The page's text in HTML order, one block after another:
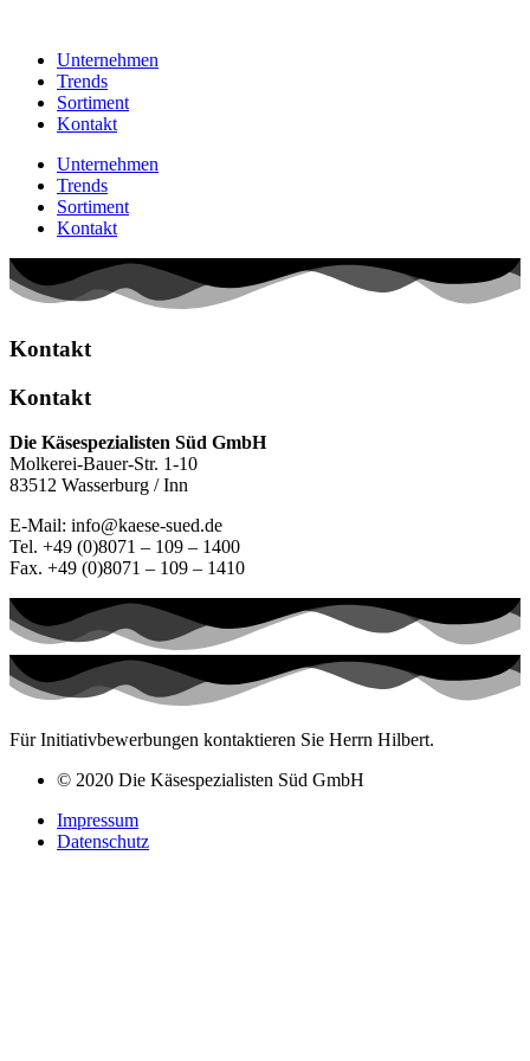
Unternehmen
Trends
Sortiment
Kontakt
Unternehmen
Trends
Sortiment
Kontakt
Kontakt
Kontakt
Die Käsespezialisten Süd GmbH
Molkerei-Bauer-Str. 1-10
83512 Wasserburg / Inn
E-Mail: info@kaese-sued.de
Tel. +49 (0)8071 – 109 – 1400
Fax. +49 (0)8071 – 109 – 1410
Für Initiativbewerbungen kontaktieren Sie Herrn Hilbert.
© 2020 Die Käsespezialisten Süd GmbH
Impressum
Datenschutz